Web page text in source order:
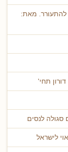
להתעורר. מאת:
תחי'
סגולה לנסים
לישראל